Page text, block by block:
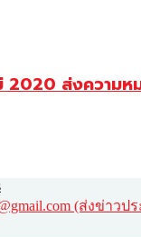
2020 ส่งความ
(ส่งข่าว